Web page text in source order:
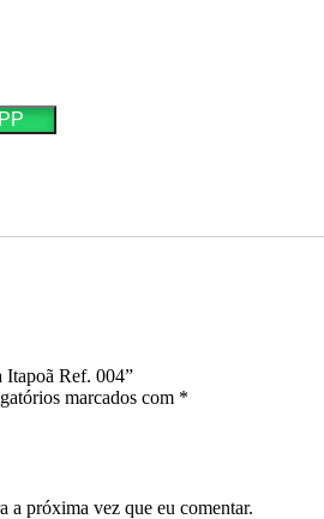
Itapoã Ref. 004”
marcados com *
a próxima vez que eu comentar.